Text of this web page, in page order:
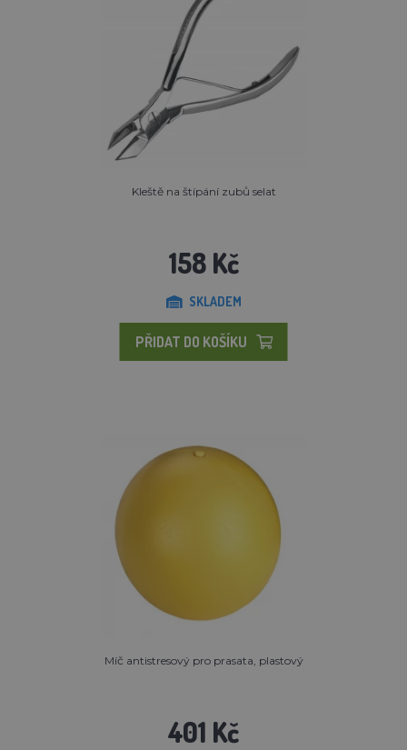
Kleště na štípání zubů selat
158 Kč
SKLADEM
PŘIDAT DO KOŠÍKU
Míč antistresový pro prasata, plastový
401 Kč